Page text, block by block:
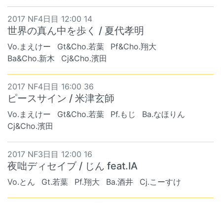
2017 NF4日目 12:00 14
世界の真ん中を歩く / 夏代孝明
Vo.まえけー Gt&Cho.若葉
Pf&Cho.翔大
Ba&Cho.新木
Cj&Cho.濱田
2017 NF4日目 16:00 36
ピースサイン / 米津玄師
Vo.まえけー Gt&Cho.若葉 Pf.もじ
Ba.なほりん
Cj&Cho.濱田
2017 NF3日目 12:00 16
夜咄ディセイブ / じん feat.IA
Vo.とん Gt.若葉 Pf.翔大 Ba.酒井 Cj.こーすけ